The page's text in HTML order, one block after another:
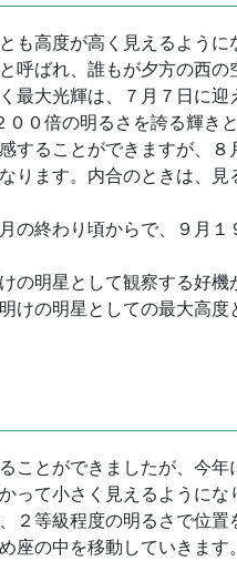
も高度が高く見えるよう
ばれ、誰もが夕方の西の
大光輝は、７月７日に迎
０倍の明るさを誇る輝きと
ることができますが、８
ります。内合のときは、
の終わり頃からで、９月
明星として観察する好機
の明星としての最大高
ことができましたが、今
て小さく見えるようにな
等級程度の明るさで位置
座の中を移動していきま